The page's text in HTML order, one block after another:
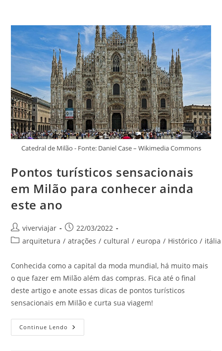
Catedral de Milão - Fonte: Daniel Case – Wikimedia Commons
Pontos turísticos sensacionais
em Milão para conhecer ainda
este ano
Autor
do
viverviajar
Post
publicado:
22/03/2022
Categoria
post:
arquitetura / atrações / cultural / europa / Histórico / itália
Conhecida como a capital da moda mundial, há muito mais
o que fazer em Milão além das compras. Fica até o final
deste artigo e anote essas dicas de pontos turísticos
sensacionais em Milão e curta sua viagem!
Continue Lendo Pontos
Turísticos